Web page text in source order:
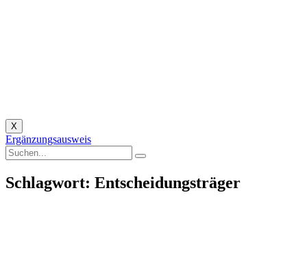
X
Ergänzungsausweis
Schlagwort: Entscheidungsträger